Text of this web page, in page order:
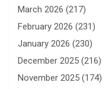
March 2026 (217)
February 2026 (231)
January 2026 (230)
December 2025 (216)
November 2025 (174)